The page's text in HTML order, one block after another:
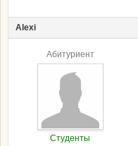
Alexi
Абитуриент
Студенты